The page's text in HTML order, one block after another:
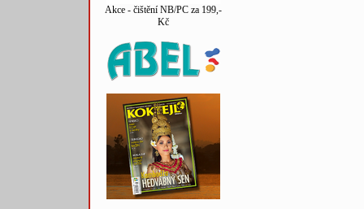
Akce - čištění NB/PC za 199,-
Kč